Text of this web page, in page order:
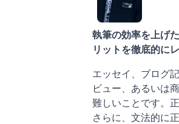
執筆の効率を上げ
リットを徹底的に
エッセイ、ブログ
ビュー、あるいは
難しいことです。
さらに、文法的に